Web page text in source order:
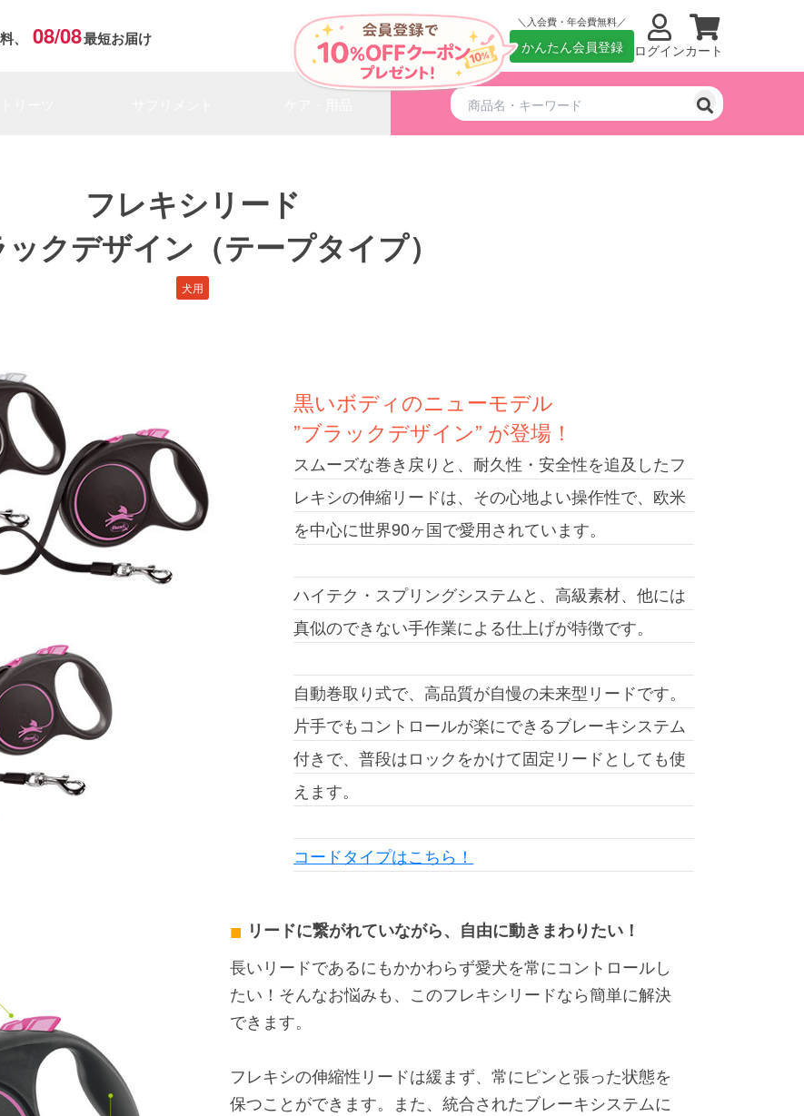
、 08/08最短お届け
入会費・年会費無料
かんたん会員登録 ログインカート
フレキシリード
クデザイン（テープタイプ）
犬用
黒いボディのニューモデル
”ブラックデザイン” が登場！
スムーズな巻き戻りと、耐久性・安全性を追及したフ
レキシの伸縮リードは、その心地よい操作性で、欧米
を中心に世界90ヶ国で愛用されています。
ハイテク・スプリングシステムと、高級素材、他には
真似のできない手作業による仕上げが特徴です。
自動巻取り式で、高品質が自慢の未来型リードです。
片手でもコントロールが楽にできるブレーキシステム
付きで、普段はロックをかけて固定リードとしても使
えます。
コードタイプはこちら！
リードに繋がれていながら、自由に動きまわりたい！
長いリードであるにもかかわらず愛犬を常にコントロールし
たい！そんなお悩みも、このフレキシリードなら簡単に解決
できます。
フレキシの伸縮性リードは緩まず、常にピンと張った状態を
保つことができます。また、統合されたブレーキシステムに